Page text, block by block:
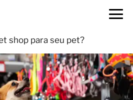
shop para seu pet?